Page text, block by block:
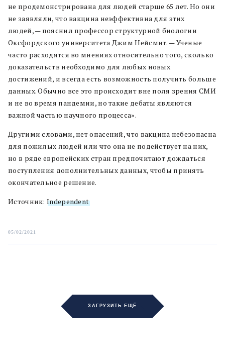
не продемонстрирована для людей старше 65 лет. Но они
не заявляли, что вакцина неэффективна для этих
людей, — пояснил профессор структурной биологии
Оксфордского университета Джим Нейсмит. — Ученые
часто расходятся во мнениях относительно того, сколько
доказательств необходимо для любых новых
достижений, и всегда есть возможность получить больше
данных. Обычно все это происходит вне поля зрения СМИ
и не во время пандемии, но такие дебаты являются
важной частью научного процесса».
Другими словами, нет опасений, что вакцина небезопасна
для пожилых людей или что она не подействует на них,
но в ряде европейских стран предпочитают дождаться
поступления дополнительных данных, чтобы принять
окончательное решение.
Источник: Independent
05/02/2021
ЗАГРУЗИТЬ ЕЩЁ